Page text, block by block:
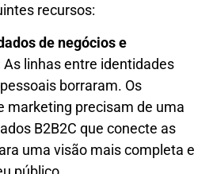
recursos:
de negócios e
As linhas entre identidades
borraram. Os
marketing precisam de uma
B2B2C que conecte as
uma visão mais completa e